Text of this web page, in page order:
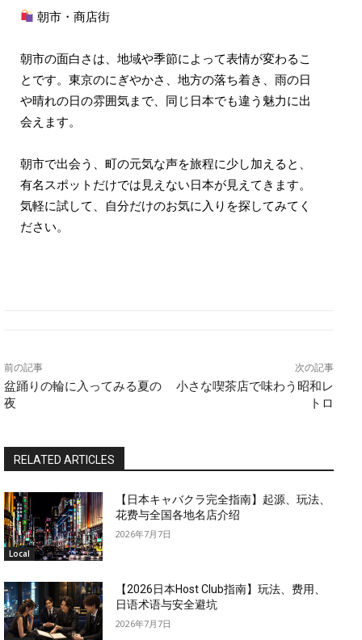
朝市・商店街
朝市の面白さは、地域や季節によって表情が変わるこ
とです。東京のにぎやかさ、地方の落ち着き、雨の日
や晴れの日の雰囲気まで、同じ日本でも違う魅力に出
会えます。
朝市で出会う、町の元気な声を旅程に少し加えると、
有名スポットだけでは見えない日本が見えてきます。
気軽に試して、自分だけのお気に入りを探してみてく
ださい。
前の記事
盆踊りの輪に入ってみる夏の
夜
次の記事
小さな喫茶店で味わう昭和レ
トロ
RELATED ARTICLES
Local
【日本キャバクラ完全指南】起源、玩法、
花费与全国各地名店介绍
2026年7月7日
【2026日本Host Club指南】玩法、费用、
日语术语与安全避坑
2026年7月7日